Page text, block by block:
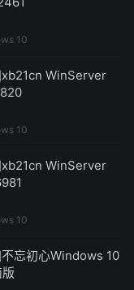
10
WinServer
10
WinServer
10
忘初心Windows 10